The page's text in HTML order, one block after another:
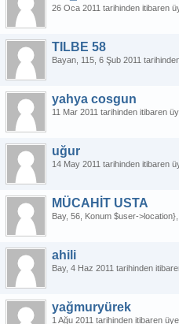
26 Oca 2011 tarihinden itibaren
TILBE 58
Bayan 115 6 Şub 2011
yahya cosgun
11 Mar 2011 tarihinden itibaren
uğur
14 May 2011 tarihinden itibaren
MÜCAHİT USTA
Bay 56 Konum $user->location}
ahili
Bay 4 Haz 2011 tarihinden
yağmuryürek
1 Ağu 2011 tarihinden itibaren üye